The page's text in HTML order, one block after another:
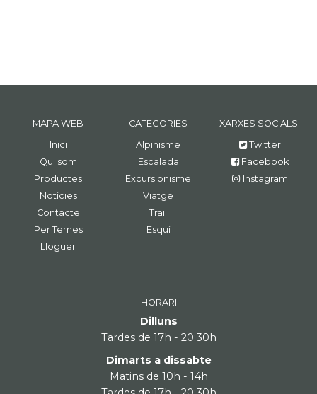
MAPA WEB
Inici
Qui som
Productes
Notícies
Contacte
Per Temes
Lloguer
CATEGORIES
Alpinisme
Escalada
Excursionisme
Viatge
Trail
Esquí
XARXES SOCIALS
Twitter
Facebook
Instagram
HORARI
Dilluns
Tardes de 17h - 20:30h
Dimarts a dissabte
Matins de 10h - 14h